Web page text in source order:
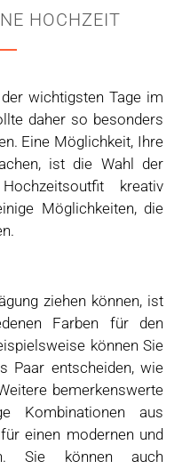
HOCHZEIT
wichtigsten Tage im
daher so besonders
Eine Möglichkeit, Ihre
ist die Wahl der
kreativ
Möglichkeiten, die
ziehen können, ist
Farben für den
können Sie
Paar entscheiden, wie
bemerkenswerte
Kombinationen aus
einen modernen und
Sie können auch